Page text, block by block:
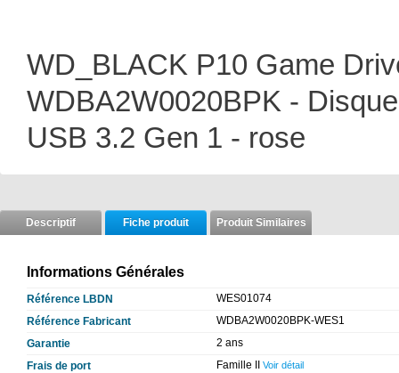
WD_BLACK P10 Game
WDBA2W0020BPK -
USB 3.2 Gen 1 - rose
Descriptif Fiche produit Produit Similaires
Informations Générales
Référence LBDN
WES01074
Référence Fabricant
WDBA2W0020BPK-WES1
Garantie
2 ans
Frais de port
Famille II Voir détail